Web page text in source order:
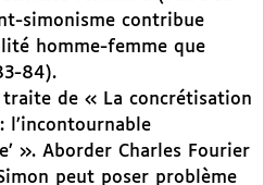
simonisme contribue
homme-femme que
84).
de « La concrétisation
l’incontournable
». Aborder Charles Fourier
peut poser problème